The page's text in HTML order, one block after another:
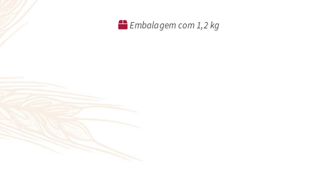
Embalagem com 1,2 kg